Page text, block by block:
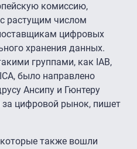
комиссию,
растущим числом
цифровых
хранения данных.
группами, как IAB,
было направлено
Ансипу и Гюнтеру
за цифровой рынок, пишет
также вошли